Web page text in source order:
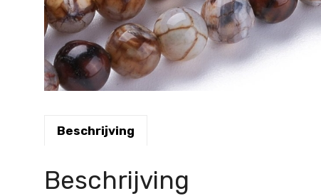
Beschrijving
Beschrijving